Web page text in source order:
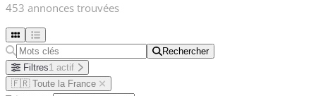
453 annonces trouvées
Rechercher
Rechercher
Filtres1 actif
🇫🇷 Toute la France